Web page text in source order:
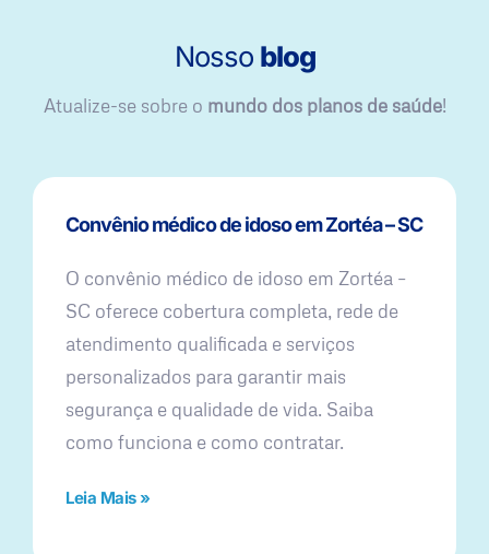
Nosso blog
Atualize-se sobre o mundo dos planos de saúde!
Convênio médico de idoso em Zortéa – SC
O convênio médico de idoso em Zortéa –
SC oferece cobertura completa, rede de
atendimento qualificada e serviços
personalizados para garantir mais
segurança e qualidade de vida. Saiba
como funciona e como contratar.
Leia Mais »